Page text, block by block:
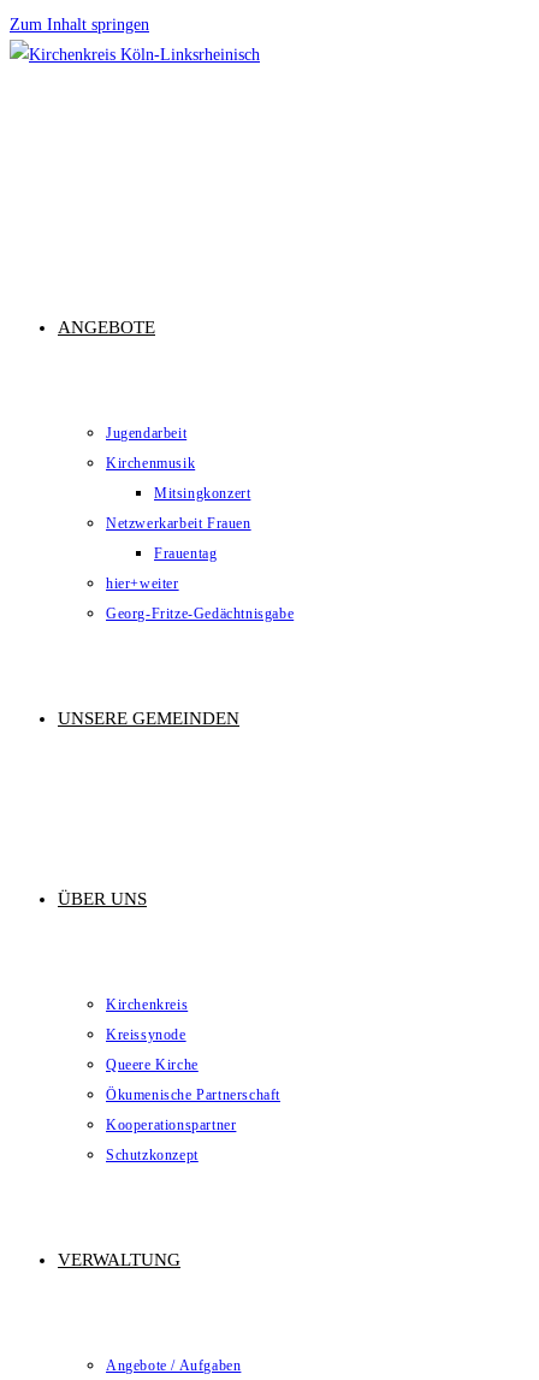
Zum Inhalt springen
ANGEBOTE
Jugendarbeit
Kirchenmusik
Mitsingkonzert
Netzwerkarbeit Frauen
Frauentag
hier+weiter
Georg-Fritze-Gedächtnisgabe
UNSERE GEMEINDEN
ÜBER UNS
Kirchenkreis
Kreissynode
Queere Kirche
Ökumenische Partnerschaft
Kooperationspartner
Schutzkonzept
VERWALTUNG
Angebote / Aufgaben